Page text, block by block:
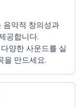
음악적 창의성과
공합니다.
양한 사운드를 실
을 만드세요.